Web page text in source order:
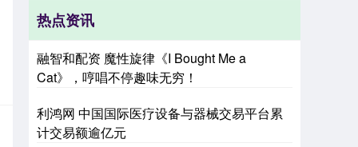
热点资讯
融智和配资 魔性旋律《I Bought Me a
Cat》，哼唱不停趣味无穷！
利鸿网 中国国际医疗设备与器械交易平台累
计交易额逾亿元